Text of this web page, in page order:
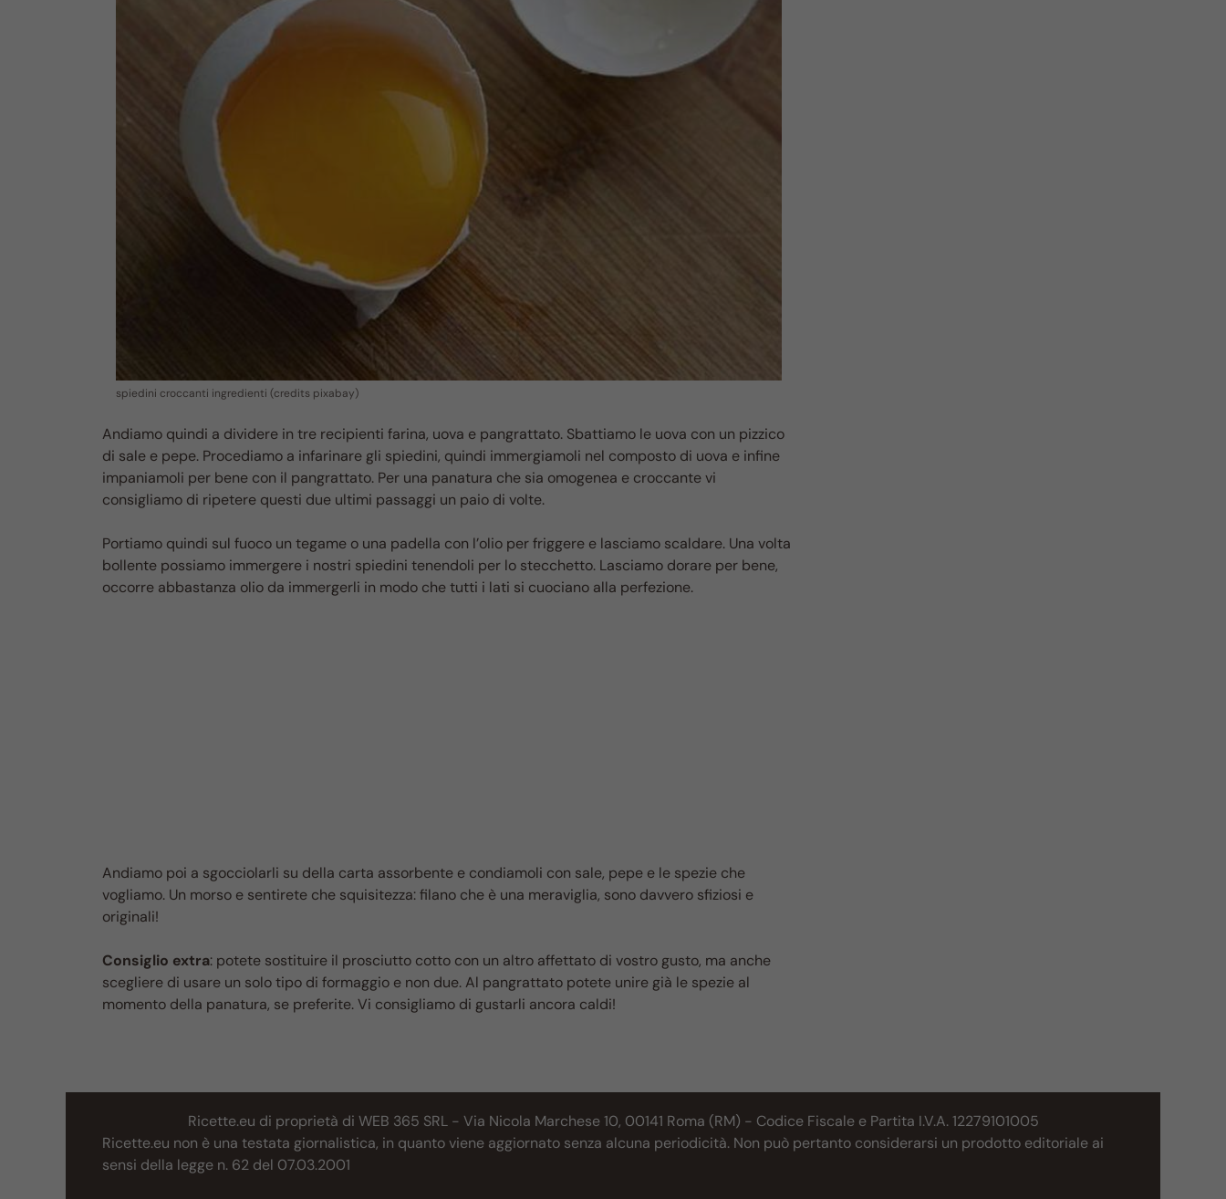
spiedini croccanti ingredienti (credits pixabay)
Andiamo quindi a dividere in tre recipienti farina, uova e pangrattato. Sbattiamo le uova con un pizzico
di sale e pepe. Procediamo a infarinare gli spiedini, quindi immergiamoli nel composto di uova e infine
impaniamoli per bene con il pangrattato. Per una panatura che sia omogenea e croccante vi
consigliamo di ripetere questi due ultimi passaggi un paio di volte.
Portiamo quindi sul fuoco un tegame o una padella con l’olio per friggere e lasciamo scaldare. Una volta
bollente possiamo immergere i nostri spiedini tenendoli per lo stecchetto. Lasciamo dorare per bene,
occorre abbastanza olio da immergerli in modo che tutti i lati si cuociano alla perfezione.
Andiamo poi a sgocciolarli su della carta assorbente e condiamoli con sale, pepe e le spezie che
vogliamo. Un morso e sentirete che squisitezza: filano che è una meraviglia, sono davvero sfiziosi e
originali!
Consiglio extra: potete sostituire il prosciutto cotto con un altro affettato di vostro gusto, ma anche
scegliere di usare un solo tipo di formaggio e non due. Al pangrattato potete unire già le spezie al
momento della panatura, se preferite. Vi consigliamo di gustarli ancora caldi!
Ricette.eu di proprietà di WEB 365 SRL - Via Nicola Marchese 10, 00141 Roma (RM) - Codice Fiscale e Partita I.V.A. 12279101005
Ricette.eu non è una testata giornalistica, in quanto viene aggiornato senza alcuna periodicità. Non può pertanto considerarsi un prodotto editoriale ai
sensi della legge n. 62 del 07.03.2001